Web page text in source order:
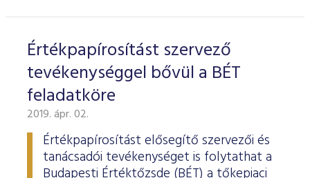
Értékpapírosítást szervező
tevékenységgel bővül a BÉT
feladatköre
2019. ápr. 02.
Értékpapírosítást elősegítő szervezői és
tanácsadói tevékenységet is folytathat a
Budapesti Értéktőzsde (BÉT) a tőkepiaci